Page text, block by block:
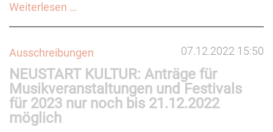
Weiterlesen …
Klimaschutz"
(bis
23.02.2023)
07.12.2022 15:50
Ausschreibungen
NEUSTART KULTUR: Anträge für
Musikveranstaltungen und Festivals
für 2023 nur noch bis 21.12.2022
möglich